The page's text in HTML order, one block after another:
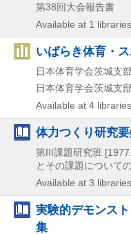
第38回大会報告書
Available at 1 libraries
いばらき体育・
日本体育学会茨城支
日本体育学会茨城支部
Available at 4 libraries
体力つくり研究
第III課題研究班
とその課題について
Available at 3 libraries
実験的デモンス
集